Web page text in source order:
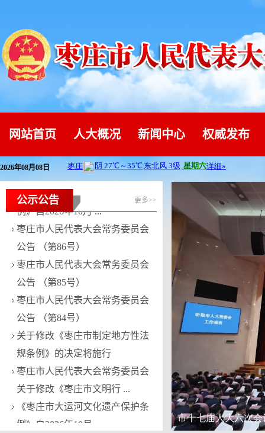
网站首页 人大概况 新闻中心 权威发布
2026年08月08日
公示公告 更多>>
关于修改《枣庄市文明行 ...
《枣庄市大运河文化遗产保护条
例》自2026年10月 ...
枣庄市人民代表大会常务委员会
公告 （第86号）
枣庄市人民代表大会常务委员会
公告 （第85号）
枣庄市人民代表大会常务委员会
公告 （第84号）
关于修改《枣庄市制定地方性法
规条例》的决定将施行
枣庄市人民代表大会常务委员会
关于修改《枣庄市文明行 ...
《枣庄市大运河文化遗产保护条
例》自2026年10月 ...
公告 （第86号）
枣庄市人民代表大会常务委员会
公告 （第85号）
枣庄市人民代表大会常务委员会
公告 （第84号）
规条例》的决定将施行